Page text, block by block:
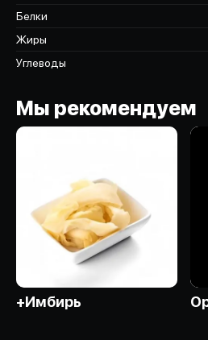
Белки
Жиры
Углеводы
Мы рекомендуем
+Имбирь